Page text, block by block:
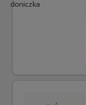
doniczka